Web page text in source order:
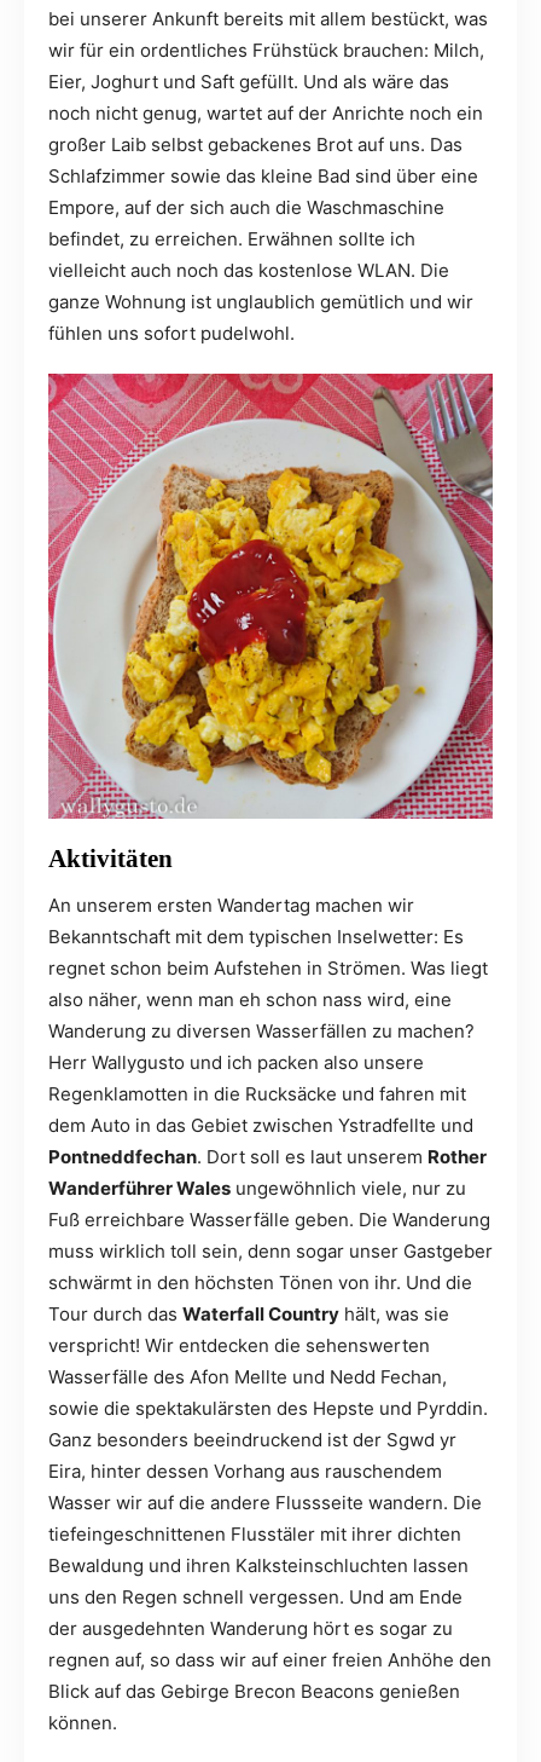
bei unserer Ankunft bereits mit allem bestückt, was
wir für ein ordentliches Frühstück brauchen: Milch,
Eier, Joghurt und Saft gefüllt. Und als wäre das
noch nicht genug, wartet auf der Anrichte noch ein
großer Laib selbst gebackenes Brot auf uns. Das
Schlafzimmer sowie das kleine Bad sind über eine
Empore, auf der sich auch die Waschmaschine
befindet, zu erreichen. Erwähnen sollte ich
vielleicht auch noch das kostenlose WLAN. Die
ganze Wohnung ist unglaublich gemütlich und wir
fühlen uns sofort pudelwohl.
Aktivitäten
An unserem ersten Wandertag machen wir
Bekanntschaft mit dem typischen Inselwetter: Es
regnet schon beim Aufstehen in Strömen. Was liegt
also näher, wenn man eh schon nass wird, eine
Wanderung zu diversen Wasserfällen zu machen?
Herr Wallygusto und ich packen also unsere
Regenklamotten in die Rucksäcke und fahren mit
dem Auto in das Gebiet zwischen Ystradfellte und
Pontneddfechan. Dort soll es laut unserem Rother
Wanderführer Wales ungewöhnlich viele, nur zu
Fuß erreichbare Wasserfälle geben. Die Wanderung
muss wirklich toll sein, denn sogar unser Gastgeber
schwärmt in den höchsten Tönen von ihr. Und die
Tour durch das Waterfall Country hält, was sie
verspricht! Wir entdecken die sehenswerten
Wasserfälle des Afon Mellte und Nedd Fechan,
sowie die spektakulärsten des Hepste und Pyrddin.
Ganz besonders beeindruckend ist der Sgwd yr
Eira, hinter dessen Vorhang aus rauschendem
Wasser wir auf die andere Flussseite wandern. Die
tiefeingeschnittenen Flusstäler mit ihrer dichten
Bewaldung und ihren Kalksteinschluchten lassen
uns den Regen schnell vergessen. Und am Ende
der ausgedehnten Wanderung hört es sogar zu
regnen auf, so dass wir auf einer freien Anhöhe den
Blick auf das Gebirge Brecon Beacons genießen
können.